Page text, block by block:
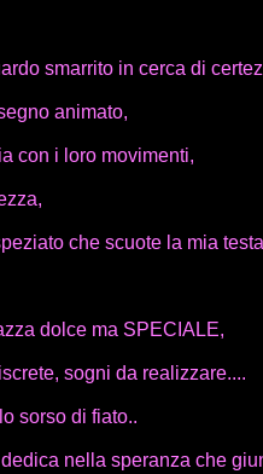
smarrito in cerca di
animato,
con i loro movimenti,
che scuote la mia
dolce ma SPECIALE,
sogni da realizzare....
sorso di fiato..
nella speranza che